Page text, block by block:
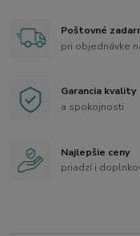
Poštovné
pri objednávke
Garancia kvality
a spokojnosti
Najlepšie ceny
priadzí i